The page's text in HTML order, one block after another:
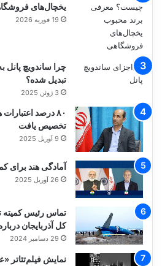
یخچال‌های
19 فوریه 2026
چرا ساندویچ پانل
تبدیل شده؟
3 ژوئن 2025
۸۰ درصد
تخصیص یافت
9 آوریل 2025
آمادگی هند برای
26 آوریل 2025
تماس رئیس کمیته
کل آذربایجان
29 دسامبر 2024
نمایش فیلم‌تئاتر